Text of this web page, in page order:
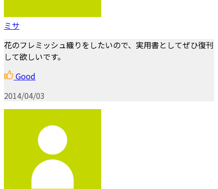
ミサ
花のフレミッシュ織りをしたいので、実用書としてぜひ復刊
して欲しいです。
Good
2014/04/03